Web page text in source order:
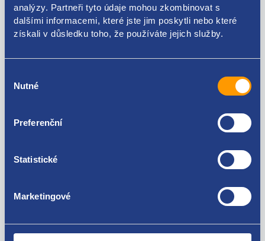
analýzy. Partneři tyto údaje mohou zkombinovat s
dalšími informacemi, které jste jim poskytli nebo které
získali v důsledku toho, že používáte jejich služby.
souhlasu
Nutné
Preferenční
Statistické
Marketingové
93490A6315
Použitelné pro vozy
Kia Ceed 2012-2018
Zboží můžete vrátit do 60 dnů od